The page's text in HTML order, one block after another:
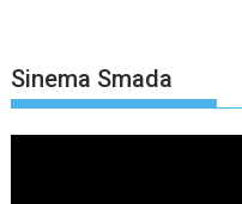
Sinema Smada